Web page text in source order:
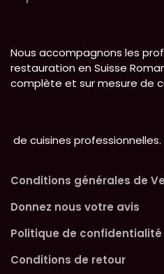
Nous accompagnons les
restauration en Suisse
complète et sur mesure de
de cuisines professionnelles.
Conditions générales de
Donnez nous votre avis
Politique de confidentialité
Conditions de retour